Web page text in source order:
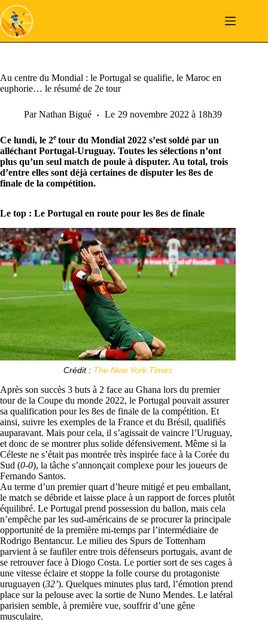
Passer
au
contenu
Au centre du Mondial : le Portugal se qualifie, le Maroc en
euphorie… le résumé de 2e tour
Par Nathan Bigué Le 29 novembre 2022 à 18h39
Ce lundi, le 2e tour du Mondial 2022 s’est soldé par un
alléchant Portugal-Uruguay. Toutes les sélections n’ont
plus qu’un seul match de poule à disputer. Au total, trois
d’entre elles sont déjà certaines de disputer les 8es de
finale de la compétition.
Le top : Le Portugal en route pour les 8es de finale
Crédit : The New York Times
Après son succès 3 buts à 2 face au Ghana lors du premier
tour de la Coupe du monde 2022, le Portugal pouvait assurer
sa qualification pour les 8es de finale de la compétition. Et
ainsi, suivre les exemples de la France et du Brésil, qualifiés
auparavant. Mais pour cela, il s’agissait de vaincre l’Uruguay,
et donc de se montrer plus solide défensivement. Même si la
Céleste ne s’était pas montrée très inspirée face à la Corée du
Sud (0-0), la tâche s’annonçait complexe pour les joueurs de
Fernando Santos.
Au terme d’un premier quart d’heure mitigé et peu emballant,
le match se débride et laisse place à un rapport de forces plutôt
équilibré. Le Portugal prend possession du ballon, mais cela
n’empêche par les sud-américains de se procurer la principale
opportunité de la première mi-temps par l’intermédiaire de
Rodrigo Bentancur. Le milieu des Spurs de Tottenham
parvient à se faufiler entre trois défenseurs portugais, avant de
se retrouver face à Diogo Costa. Le portier sort de ses cages à
une vitesse éclaire et stoppe la folle course du protagoniste
uruguayen (32’). Quelques minutes plus tard, l’émotion prend
place sur la pelouse avec la sortie de Nuno Mendes. Le latéral
parisien semble, à première vue, souffrir d’une gêne
musculaire.